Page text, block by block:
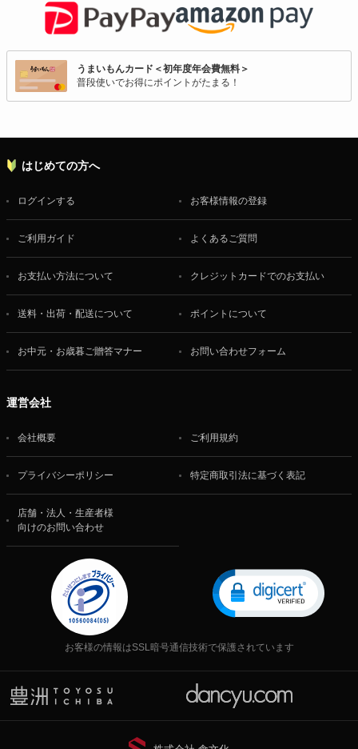
うまいもんカード＜初年度年会費無料＞
普段使いでお得にポイントがたまる！
はじめての方へ
ログインする お客様情報の登録
ご利用ガイド よくあるご質問
お支払い方法について クレジットカードでのお支払い
送料・出荷・配送について ポイントについて
お中元・お歳暮ご贈答マナー お問い合わせフォーム
運営会社
会社概要 ご利用規約
プライバシーポリシー 特定商取引法に基づく表記
店舗・法人・生産者様
向けのお問い合わせ
お客様の情報はSSL暗号通信技術で保護されています